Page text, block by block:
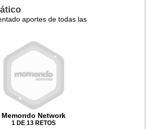
aportes de todas las
Memondo Network
1 DE 13 RETOS